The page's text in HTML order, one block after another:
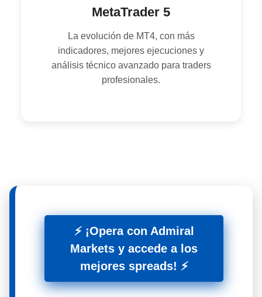
MetaTrader 5
La evolución de MT4, con más
indicadores, mejores ejecuciones y
análisis técnico avanzado para traders
profesionales.
⚡ ¡Opera con Admiral
Markets y accede a los
mejores spreads! ⚡